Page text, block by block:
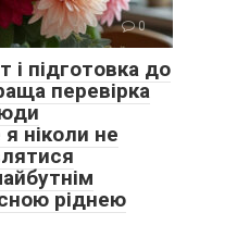
0
підготовка до
перевірка
ніколи не
ріднею